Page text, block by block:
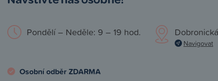
Pondělí – Neděle: 9 – 19 hod.
Navigovat
Osobní odběr ZDARMA